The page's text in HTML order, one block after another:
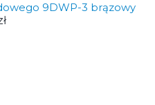
9DWP-3 brązowy